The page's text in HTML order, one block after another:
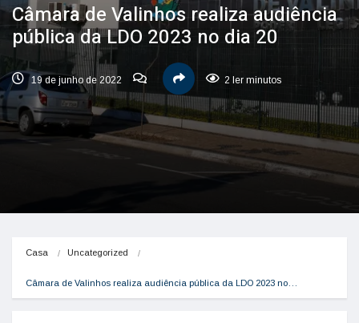
Câmara de Valinhos realiza audiência
pública da LDO 2023 no dia 20
19 de junho de 2022 2 ler minutos
Casa Uncategorized
Câmara de Valinhos realiza audiência pública da LDO 2023 no…